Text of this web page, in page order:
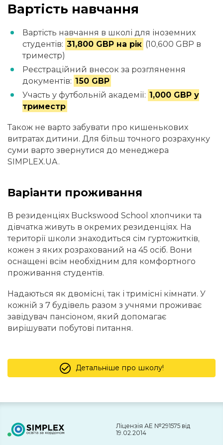
Вартість навчання
Вартість навчання в школі для іноземних
студентів: 31,800 GBP на рік (10,600 GBP в
триместр)
Реєстраційний внесок за розглянення
документів: 150 GBP
Участь у футбольній академії: 1,000 GBP у
триместр
Також не варто забувати про кишенькових
витратах дитини. Для більш точного розрахунку
суми варто звернутися до менеджера
SIMPLEX.UA.
Варіанти проживання
В резиденціях Buckswood School хлопчики та
дівчатка живуть в окремих резиденціях. На
території школи знаходиться сім гуртожитків,
кожен з яких розрахований на 45 осіб. Вони
оснащені всім необхідним для комфортного
проживання студентів.
Надаються як двомісні, так і тримісні кімнати. У
кожній з 7 будівель разом з учнями проживає
завідувач пансіоном, який допомагає
вирішувати побутові питання.
Детальніше про школу!
Ліцензія АЕ №291575 від
19.02.2014